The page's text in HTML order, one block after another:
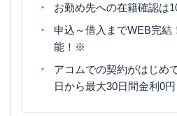
お勤め先への在籍確認は
申込～借入までWEB完結
能！※
アコムでの契約がはじめ
日から最大30日間金利0円